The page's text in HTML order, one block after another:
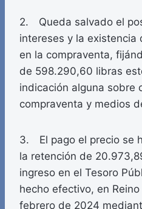
2. Queda salvado el
intereses y la existencia
en la compraventa,
de 598.290,60 libras
indicación alguna sobre
compraventa y medios
3. El pago el precio se
la retención de
ingreso en el Tesoro
hecho efectivo, en
febrero de 2024